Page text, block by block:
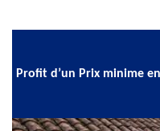
Profit d’un Prix minime